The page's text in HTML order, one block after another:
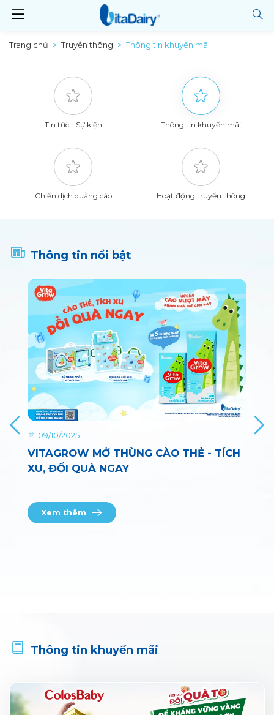
Trang chủ Truyền thông Thông tin khuyến mãi
Tin tức - Sự kiện Thông tin khuyến mãi
Chiến dịch quảng cáo Hoạt động truyền thông
Thông tin nổi bật
09/10/2025
VITAGROW MỞ THÙNG CÀO THẺ - TÍCH
XU, ĐỔI QUÀ NGAY
Xem thêm
Thông tin khuyến mãi